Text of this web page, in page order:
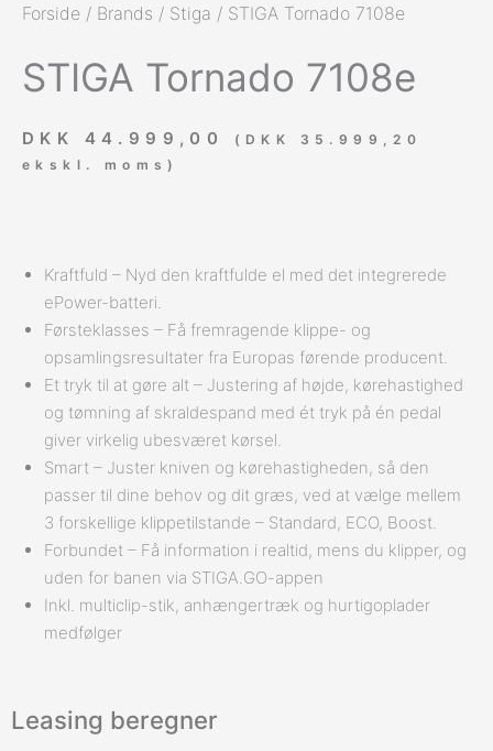
Forside / Brands / Stiga / STIGA Tornado 7108e
STIGA Tornado 7108e
DKK 44.999,00 ( DKK
35.999,20
ekskl. moms)
Kraftfuld – Nyd den kraftfulde el med det integrerede
ePower-batteri.
Førsteklasses – Få fremragende klippe- og
opsamlingsresultater fra Europas førende producent.
Et tryk til at gøre alt – Justering af højde, kørehastighed
og tømning af skraldespand med ét tryk på én pedal
giver virkelig ubesværet kørsel.
Smart – Juster kniven og kørehastigheden, så den
passer til dine behov og dit græs, ved at vælge mellem
3 forskellige klippetilstande – Standard, ECO, Boost.
Forbundet – Få information i realtid, mens du klipper, og
uden for banen via STIGA.GO-appen
Inkl. multiclip-stik, anhængertræk og hurtigoplader
medfølger
Leasing beregner